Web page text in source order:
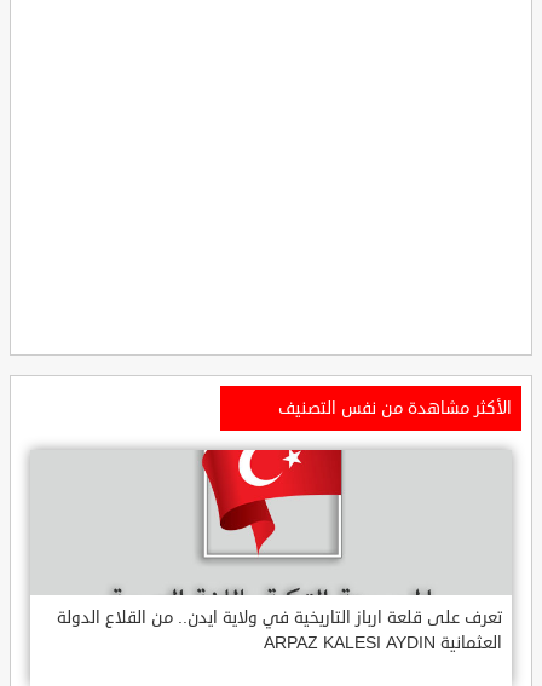
الأكثر مشاهدة من نفس التصنيف
تعرف على قلعة ارباز التاريخية في ولاية ايدن.. من القلاع الدولة
العثمانية ARPAZ KALESI AYDIN